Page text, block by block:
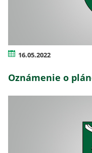
16.05.2022
Oznámenie o